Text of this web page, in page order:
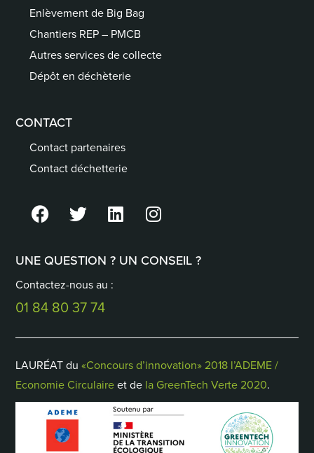
Enlèvement de Big Bag
Chantiers REP – PMCB
Autres services de collecte
Dépôt en déchèterie
CONTACT
Contact partenaires
Contact déchetterie
UNE QUESTION ? UN CONSEIL ?
Contactez-nous au :
01 84 80 37 74
LAURÉAT du«Concours d’innovation» 2018 l’ADEME /
Economie Circulaireet de la GreenTech Verte 2020.